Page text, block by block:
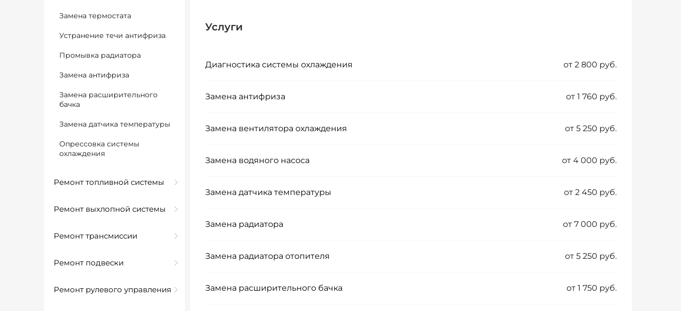
Замена термостата
Устранение течи антифриза
Промывка радиатора
Замена антифриза
Замена расширительного
бачка
Замена датчика температуры
Опрессовка системы
охлаждения
Ремонт топливной системы
Ремонт выхлопной системы
Ремонт трансмиссии
Ремонт подвески
Ремонт рулевого управления
Услуги
Диагностика системы охлаждения от 2 800 руб.
Замена антифриза от 1 760 руб.
Замена вентилятора охлаждения от 5 250 руб.
Замена водяного насоса от 4 000 руб.
Замена датчика температуры от 2 450 руб.
Замена радиатора от 7 000 руб.
Замена радиатора отопителя от 5 250 руб.
Замена расширительного бачка от 1 750 руб.